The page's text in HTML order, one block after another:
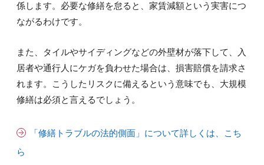
係します。必要な修繕を怠ると、家賃減額という実害につ
ながるわけです。
また、タイルやサイディングなどの外壁材が落下して、入
居者や通行人にケガを負わせた場合は、損害賠償を請求さ
れます。こうしたリスクに備えるという意味でも、大規模
修繕は必須と言えるでしょう。
「修繕トラブルの法的側面」について詳しくは、こち
ら